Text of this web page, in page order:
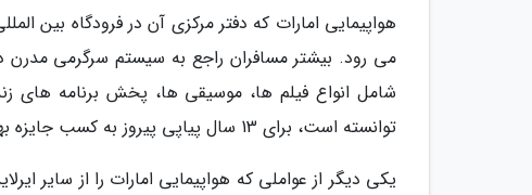
هواپیمایی امارات که دفتر مرکزی آن در فرودگاه بین
می رود. بیشتر مسافران راجع به سیستم سرگرمی
شامل انواع فیلم ها، موسیقی ها، پخش برنامه های
توانسته است، برای 13 سال پیاپی پیروز به کسب جایزه بهترین سرگرمی حین پرواز شود، خود گواهی بر این مدعا است.
یکی دیگر از عواملی که هواپیمایی امارات را از سایر